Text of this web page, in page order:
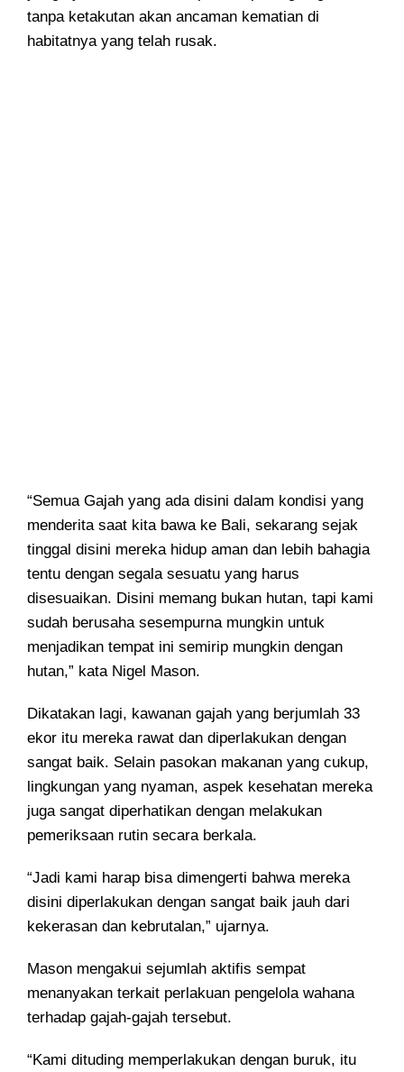
tanpa ketakutan akan ancaman kematian di
habitatnya yang telah rusak.
“Semua Gajah yang ada disini dalam kondisi yang
menderita saat kita bawa ke Bali, sekarang sejak
tinggal disini mereka hidup aman dan lebih bahagia
tentu dengan segala sesuatu yang harus
disesuaikan. Disini memang bukan hutan, tapi kami
sudah berusaha sesempurna mungkin untuk
menjadikan tempat ini semirip mungkin dengan
hutan,” kata Nigel Mason.
Dikatakan lagi, kawanan gajah yang berjumlah 33
ekor itu mereka rawat dan diperlakukan dengan
sangat baik. Selain pasokan makanan yang cukup,
lingkungan yang nyaman, aspek kesehatan mereka
juga sangat diperhatikan dengan melakukan
pemeriksaan rutin secara berkala.
“Jadi kami harap bisa dimengerti bahwa mereka
disini diperlakukan dengan sangat baik jauh dari
kekerasan dan kebrutalan,” ujarnya.
Mason mengakui sejumlah aktifis sempat
menanyakan terkait perlakuan pengelola wahana
terhadap gajah-gajah tersebut.
“Kami dituding memperlakukan dengan buruk, itu